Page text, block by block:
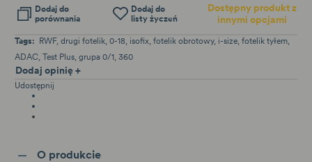
Tags: RWF drugi fotelik 0-18 isofix fotelik obrotowy i-size fotelik tyłem
ADAC Test Plus grupa 0/1 360
Dodaj opinię +
Udostępnij
Dodaj do
porównania
Dodaj do
listy życzeń
Dostępny produkt z
innymi opcjami
O produkcie